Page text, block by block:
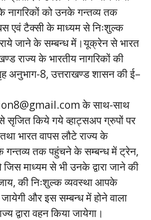
नागरिकों को उनके गन्तव्य तक
एवं टैक्सी के माध्यम से निःशुल्क
जाने के सम्बन्ध में।यूक्रेन से भारत
राज्य के भारतीय नागरिकों की
अनुभाग-8, उत्तराखण्ड शासन की ई–
के साथ-साथ
सृजित किये गये व्हाट्सअप ग्रुपों पर
भारत वापस लौटे राज्य के
गन्तव्य तक पहुंचने के सम्बन्ध में ट्रेन,
माध्यम से भी उनके द्वारा जाने की
की निःशुल्क व्यवस्था आपके
जायेगी और इस सम्बन्ध में होने वाला
द्वारा वहन किया जायेगा।